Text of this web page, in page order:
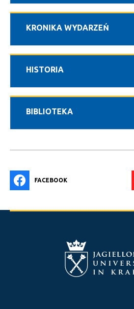
KRONIKA WYDARZEŃ
HISTORIA
BIBLIOTEKA
FACEBOOK